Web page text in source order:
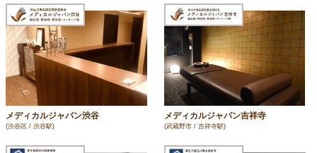
メディカルジャパン渋谷
(渋谷区 / 渋谷駅)
メディカルジャパン吉祥寺
(武蔵野市 / 吉祥寺駅)